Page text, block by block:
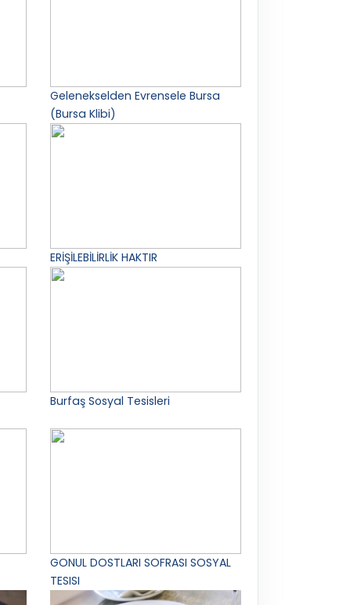
Gelenekselden Evrensele Bursa
(Bursa Klibi)
ERİŞİLEBİLİRLİK HAKTIR
Burfaş Sosyal Tesisleri
GONUL DOSTLARI SOFRASI SOSYAL
TESISI